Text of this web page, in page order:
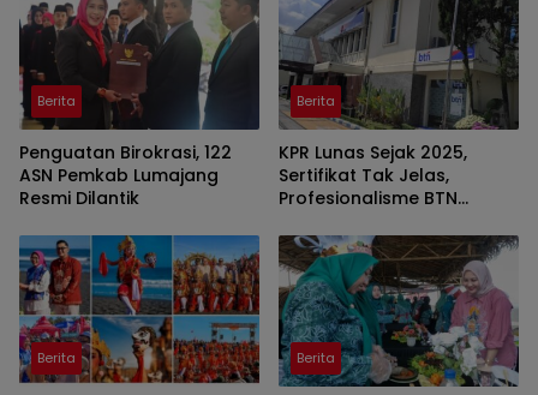
Berita
Penguatan Birokrasi, 122
ASN Pemkab Lumajang
Resmi Dilantik
Berita
KPR Lunas Sejak 2025,
Sertifikat Tak Jelas,
Profesionalisme BTN
Berita Berita